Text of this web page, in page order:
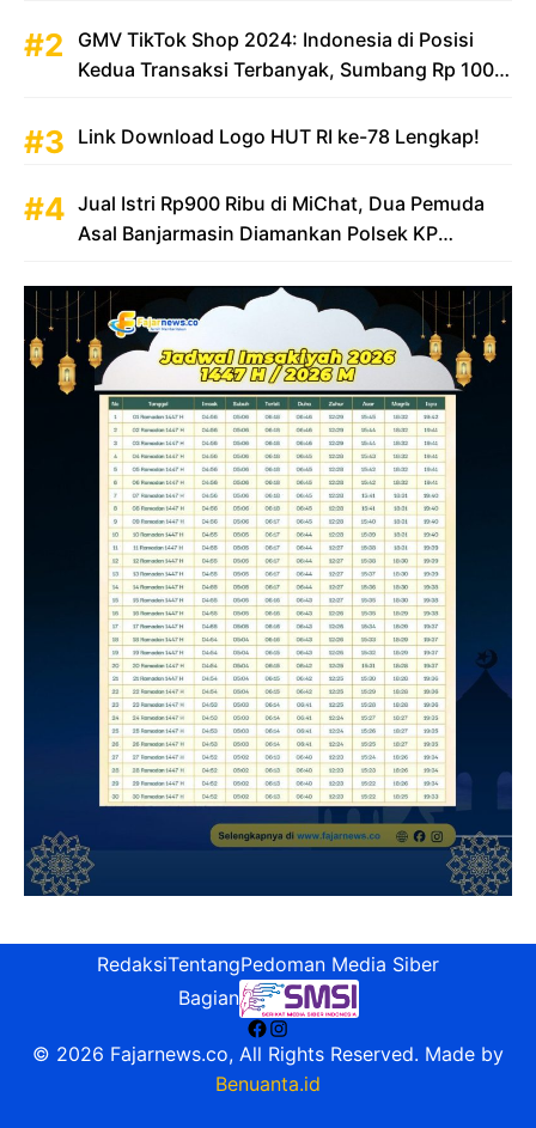
GMV TikTok Shop 2024: Indonesia di Posisi
Kedua Transaksi Terbanyak, Sumbang Rp 100
Link Download Logo HUT RI ke-78 Lengkap!
Jual Istri Rp900 Ribu di MiChat, Dua Pemuda
Asal Banjarmasin Diamankan Polsek KP
RedaksiTentangPedoman Media Siber
Bagian
Facebook
Instagram
© 2026 Fajarnews.co, All Rights Reserved. Made by
Benuanta.id